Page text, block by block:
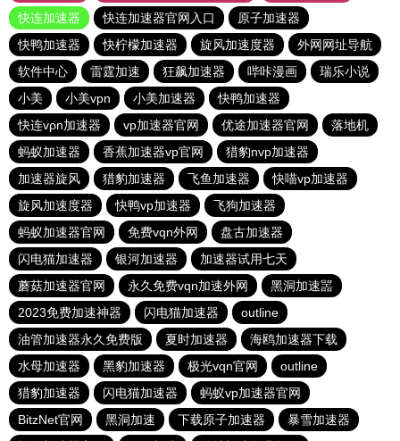
快连加速器
快连加速器官网入口
原子加速器
快鸭加速器
快柠檬加速器 旋风加速度器
外网网址导航
软件中心
雷霆加速 狂飙加速器 哔咔漫画
瑞乐小说
小美
小美vpn 小美加速器
快鸭加速器
快连vρn加速器
vp加速器官网 优途加速器官网
落地机
蚂蚁加速器
香蕉加速器vp官网
猎豹nvp加速器
加速器旋风
猎豹加速器 飞鱼加速器
快喵vp加速器
旋风加速度器
快鸭vp加速器
飞狗加速器
蚂蚁加速器官网
免费vqn外网
盘古加速器
闪电猫加速器
银河加速器
加速器试用七天
蘑菇加速器官网
永久免费vqn加速外网
黑洞加速噐
2023免费加速神器
闪电猫加速器
outline
油管加速器永久免费版
夏时加速器
海鸥加速器下载
水母加速器
黑豹加速器 极光vqn官网
outline
猎豹加速器
闪电猫加速器
蚂蚁vp加速器官网
BitzNet官网
黑洞加速 下载原子加速器
暴雪加速器